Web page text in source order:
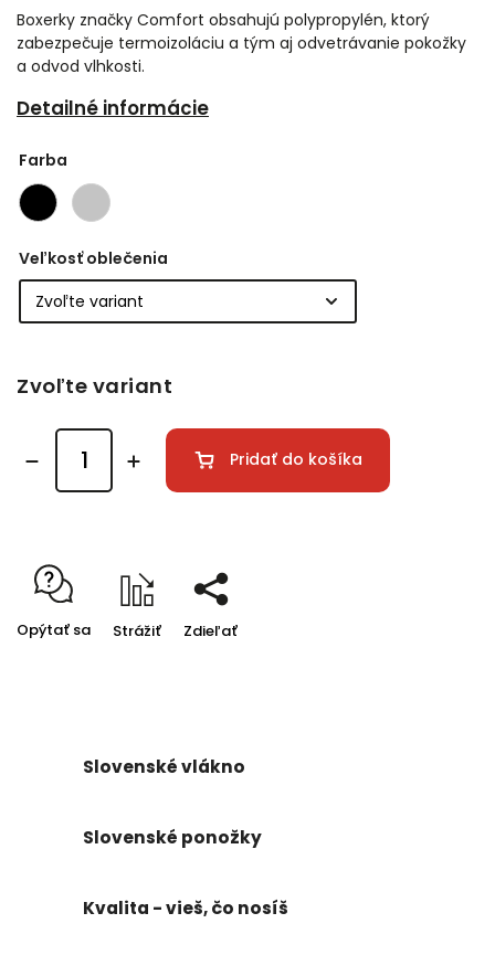
Boxerky značky Comfort obsahujú polypropylén, ktorý
zabezpečuje termoizoláciu a tým aj odvetrávanie pokožky
a odvod vlhkosti.
Detailné informácie
Farba
Veľkosť oblečenia
Zvoľte variant
Pridať do košíka
Opýtať sa Strážiť Zdieľať
Slovenské vlákno
Slovenské ponožky
Kvalita - vieš, čo nosíš